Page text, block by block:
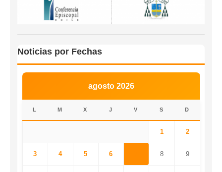
Noticias por Fechas
agosto 2026
L M X J V S D
1 2
3 4 5 6 8 9